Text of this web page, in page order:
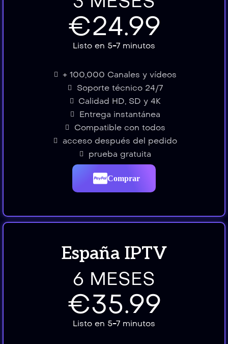
€24.99
Listo en 5-7 minutos
+ 100,000 Canales y vídeos
Soporte técnico 24/7
Calidad HD, SD y 4K
Entrega instantánea
Compatible con todos
acceso después del pedido
prueba gratuita
Comprar
España IPTV
6 MESES
€35.99
Listo en 5-7 minutos